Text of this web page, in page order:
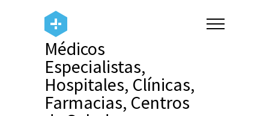
Médicos
Especialistas,
Hospitales, Clínicas,
Farmacias, Centros